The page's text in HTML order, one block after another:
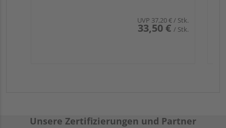
UVP 37,20 €/ Stk.
33,50 € / Stk.
Unsere Zertifizierungen und Partner